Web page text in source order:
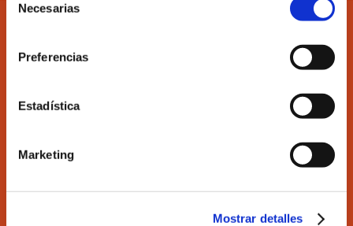
Necesarias
Preferencias
Estadística
Marketing
Mostrar detalles
Accede